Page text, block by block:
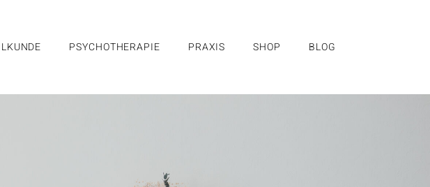
PSYCHOTHERAPIE PRAXIS SHOP BLOG